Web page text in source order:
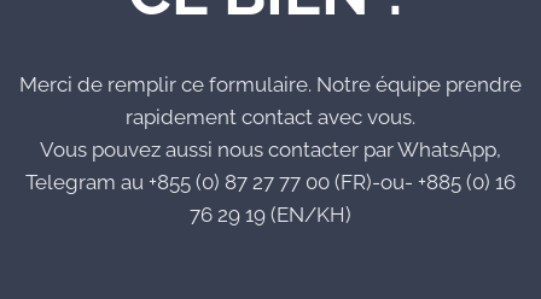
Merci de remplir ce formulaire. Notre équipe prendre
rapidement contact avec vous.
Vous pouvez aussi nous contacter par WhatsApp,
Telegram au +855 (0) 87 27 77 00 (FR)-ou- +885 (0) 16
76 29 19 (EN/KH)